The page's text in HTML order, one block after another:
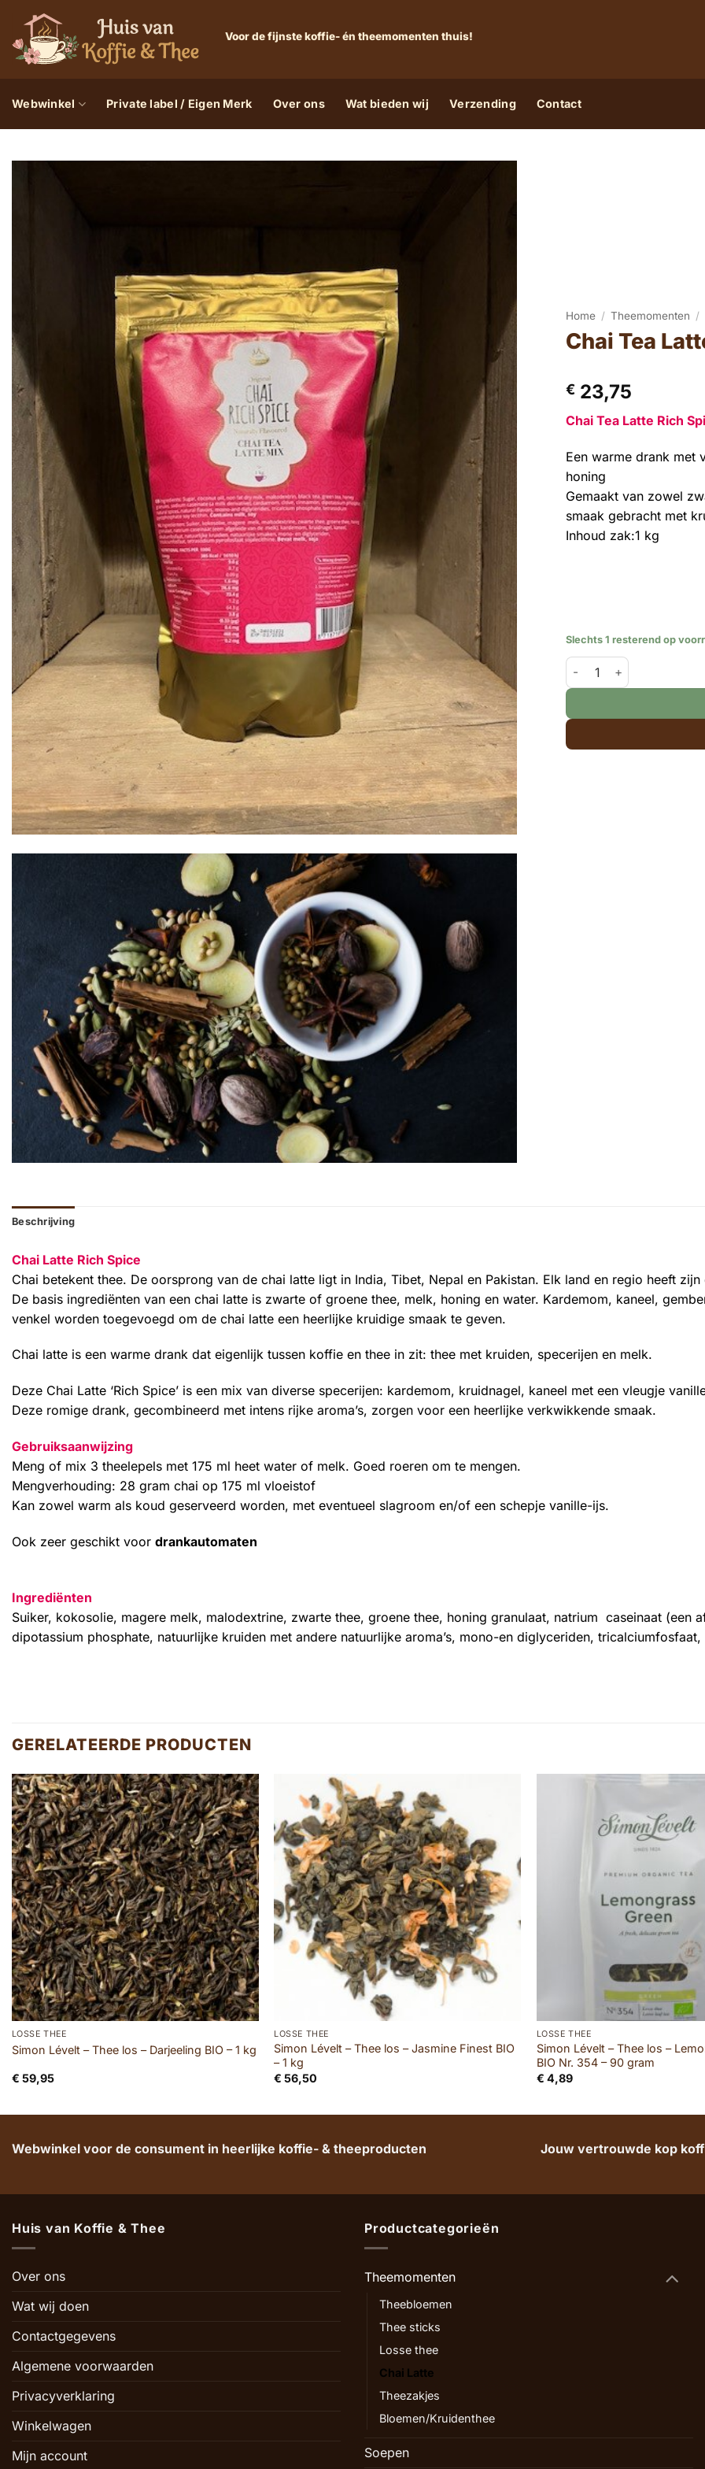
naar
inhoud
Voor de fijnste koffie- én theemomenten thuis!
Webwinkel Private label / Eigen Merk Over ons Wat bieden wij Verzending Contact
Home / Theemomenten /
Chai Tea
€ 23,75
Chai Tea Latte Rich
Een warme drank met
honing
Gemaakt van zowel
smaak gebracht met
Inhoud zak:1 kg
Slechts 1 resterend op
Chai Tea Latte mix - Rich
Beschrijving
Chai Latte Rich Spice
Chai betekent thee. De oorsprong van de chai latte ligt in India, Tibet, Nepal en Pakistan. Elk land en regio heeft
De basis ingrediënten van een chai latte is zwarte of groene thee, melk, honing en water. Kardemom, kaneel,
venkel worden toegevoegd om de chai latte een heerlijke kruidige smaak te geven.
Chai latte is een warme drank dat eigenlijk tussen koffie en thee in zit: thee met kruiden, specerijen en melk.
Deze Chai Latte ‘Rich Spice’ is een mix van diverse specerijen: kardemom, kruidnagel, kaneel met een vleugje
Deze romige drank, gecombineerd met intens rijke aroma’s, zorgen voor een heerlijke verkwikkende smaak.
Gebruiksaanwijzing
Meng of mix 3 theelepels met 175 ml heet water of melk. Goed roeren om te mengen.
Mengverhouding: 28 gram chai op 175 ml vloeistof
Kan zowel warm als koud geserveerd worden, met eventueel slagroom en/of een schepje vanille-ijs.
Ook zeer geschikt voor drankautomaten
Ingrediënten
Suiker, kokosolie, magere melk, malodextrine, zwarte thee, groene thee, honing granulaat, natrium caseinaat (een
dipotassium phosphate, natuurlijke kruiden met andere natuurlijke aroma’s, mono-en diglyceriden, tricalciumfosfaat,
GERELATEERDE PRODUCTEN
LOSSE THEE
Simon Lévelt – Thee los – Darjeeling BIO – 1 kg
€ 59,95
LOSSE THEE
Simon Lévelt – Thee los – Jasmine Finest BIO
– 1 kg
€ 56,50
LOSSE THEE
Simon Lévelt – Thee los –
BIO Nr. 354 – 90 gram
€ 4,89
Webwinkel voor de consument in heerlijke koffie- & theeproducten Jouw vertrouwde kop
Huis van Koffie & Thee
Over ons
Wat wij doen
Contactgegevens
Algemene voorwaarden
Privacyverklaring
Winkelwagen
Mijn account
Productcategorieën
Theemomenten
Theebloemen
Thee sticks
Losse thee
Chai Latte
Theezakjes
Bloemen/Kruidenthee
Soepen